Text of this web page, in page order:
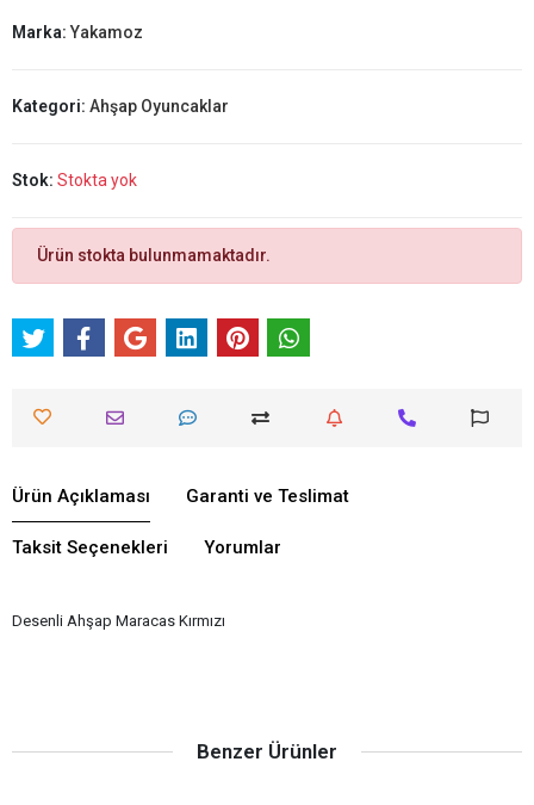
Marka:Yakamoz
Kategori: Ahşap Oyuncaklar
Stok: Stokta yok
Ürün stokta bulunmamaktadır.
Ürün Açıklaması Garanti ve Teslimat
Taksit Seçenekleri Yorumlar
Desenli Ahşap Maracas Kırmızı
Benzer Ürünler